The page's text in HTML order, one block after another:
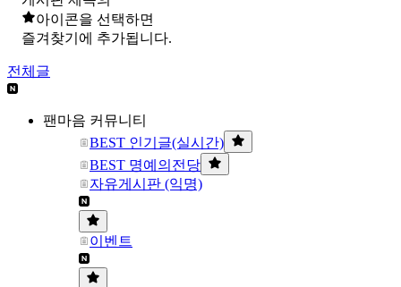
아이콘을 선택하면
즐겨찾기에 추가됩니다.
전체글
팬마음 커뮤니티
BEST 인기글(실시간)
BEST 명예의전당
자유게시판 (익명)
이벤트